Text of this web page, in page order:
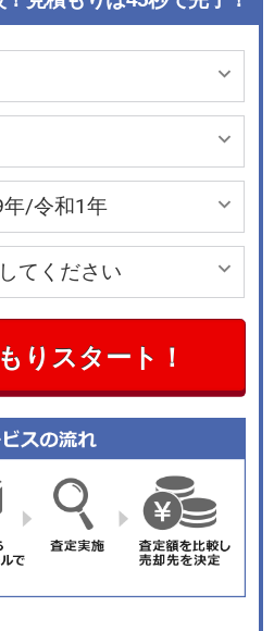
りスタート！